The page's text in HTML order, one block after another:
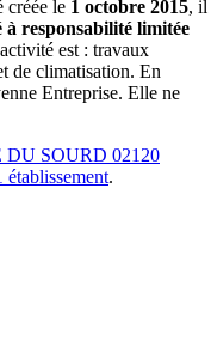
créée le 1 octobre 2015, il
à responsabilité limitée
est : travaux
de climatisation. En
Entreprise. Elle ne
DU SOURD 02120
établissement.